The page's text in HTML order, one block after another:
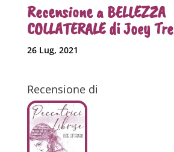
Recensione a BELLEZZA
COLLATERALE di Joey Tre
26 Lug, 2021
Recensione di